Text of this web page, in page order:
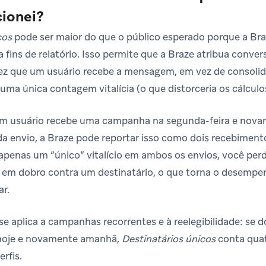
pode ser maior do que o público esperado porque a
fins de relatório. Isso permite que a Braze atribua
que um usuário recebe a mensagem, em vez de
única contagem vitalícia (o que distorceria os
usuário recebe uma campanha na segunda-feira e
envio, a Braze pode reportar isso como dois
um “único” vitalício em ambos os envios, você
dobro contra um destinatário, o que torna o
aplica a campanhas recorrentes e à reelegibilidade: se
e novamente amanhã, Destinatários únicosconta